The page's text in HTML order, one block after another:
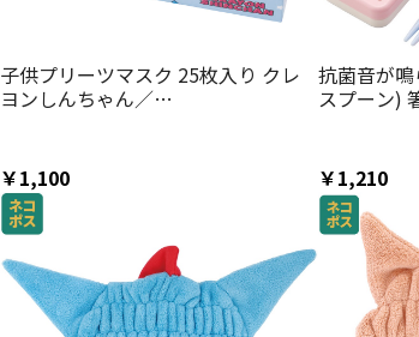
子供プリーツマスク 25枚入り クレ
ヨンしんちゃん／
￥1,100
抗菌音が
スプーン)
￥1,210